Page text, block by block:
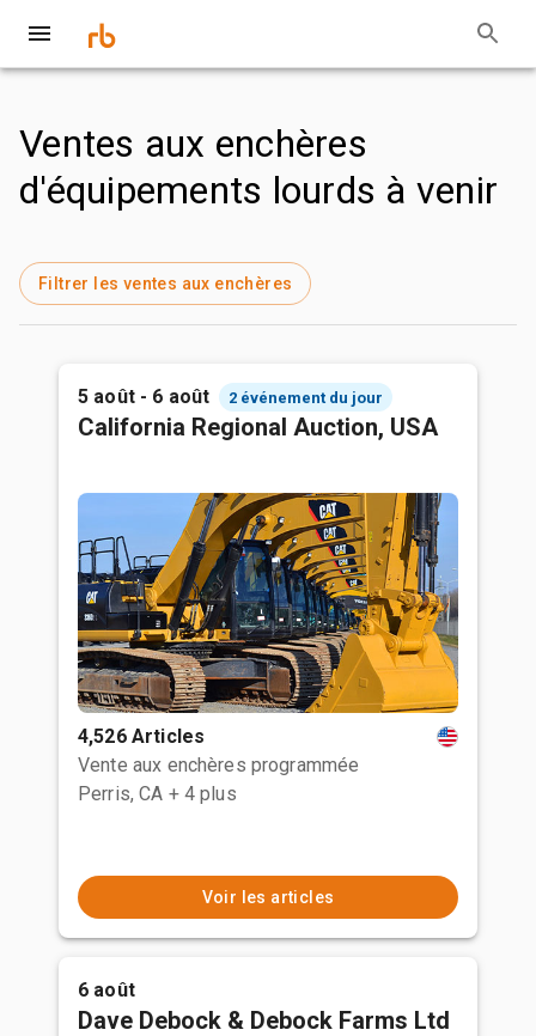
Ventes aux enchères
d'équipements lourds à venir
Filtrer les ventes aux enchères
5 août - 6 août 2 événement du jour
California Regional Auction, USA
4,526 Articles
Vente aux enchères programmée
Perris, CA + 4 plus
Voir les articles
6 août
Dave Debock & Debock Farms Ltd